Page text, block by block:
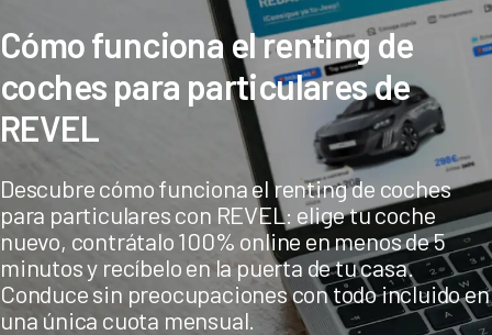
Cómo funciona el renting de
coches para particulares de
REVEL
Descubre cómo funciona el renting de coches
para particulares con REVEL: elige tu coche
nuevo, contrátalo 100% online en menos de 5
minutos y recíbelo en la puerta de tu casa.
Conduce sin preocupaciones con todo incluido en
una única cuota mensual.